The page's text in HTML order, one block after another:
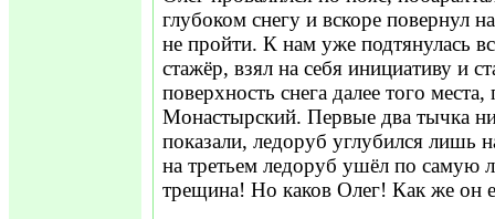
глубоком снегу и вскоре повернул
не пройти. К нам уже подтянулась
стажёр, взял на себя инициативу и
поверхность снега далее того места,
Монастырский. Первые два тычка
показали, ледоруб углубился лишь
на третьем ледоруб ушёл по самую
трещина! Но каков Олег! Как же он